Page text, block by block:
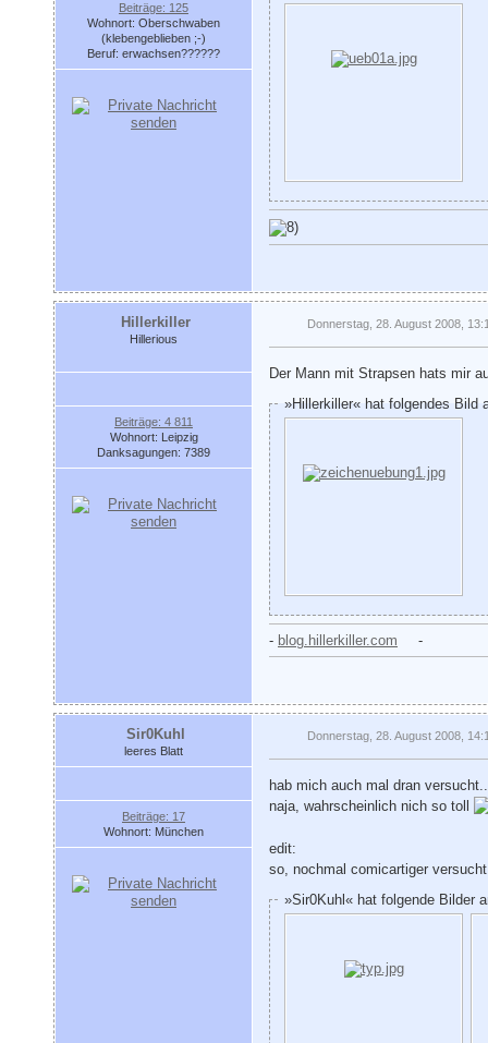
Beiträge: 125
Wohnort: Oberschwaben
(klebengeblieben ;-)
Beruf: erwachsen??????
Hillerkiller
Hillerious
Beiträge: 4 811
Wohnort: Leipzig
Danksagungen: 7389
Donnerstag, 28. August 2008,
Der Mann mit Strapsen hats mir
»Hillerkiller« hat folgendes Bild
- blog.hillerkiller.com -
Sir0Kuhl
leeres Blatt
Beiträge: 17
Wohnort: München
Donnerstag, 28. August 2008,
hab mich auch mal dran versucht..
naja, wahrscheinlich nich so toll
edit:
so, nochmal comicartiger
»Sir0Kuhl« hat folgende Bilder